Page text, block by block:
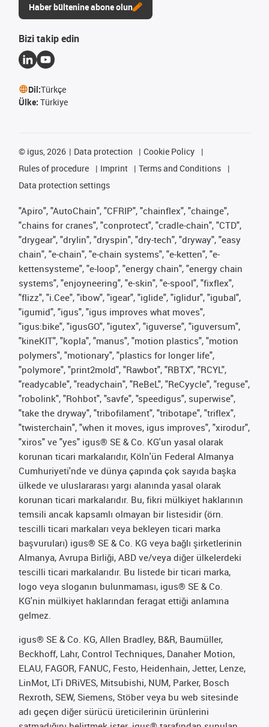
Haber bültenine abone olun
Bizi takip edin
Dil:Türkçe
Ülke: Türkiye
© igus, 2026 Data protection
Cookie Policy
Rules of procedure
Imprint
Terms and Conditions
Data protection settings
"Apiro", "AutoChain", "CFRIP", "chainflex", "chainge",
"chains for cranes", "conprotect", "cradle-chain", "CTD",
"drygear", "drylin", "dryspin", "dry-tech", "dryway", "easy
chain", "e-chain", "e-chain systems", "e-ketten", "e-
kettensysteme", "e-loop", "energy chain", "energy chain
systems", "enjoyneering", "e-skin", "e-spool", "fixflex",
"flizz", "i.Cee", "ibow", "igear", "iglide", "iglidur", "igubal",
"igumid", "igus", "igus improves what moves",
"igus:bike", "igusGO", "igutex", "iguverse", "iguversum",
"kineKIT", "kopla", "manus", "motion plastics", "motion
polymers", "motionary", "plastics for longer life",
"polymore", "print2mold", "Rawbot", "RBTX", "RCYL",
"readycable", "readychain", "ReBeL", "ReCyycle", "reguse",
"robolink", "Rohbot", "savfe", "speedigus", superwise",
"take the dryway", "tribofilament", "tribotape", "triflex",
"twisterchain", "when it moves, igus improves", "xirodur",
"xiros" ve "yes" igus® SE & Co. KG'un yasal olarak
korunan ticari markalarıdır, Köln'ün Federal Almanya
Cumhuriyeti'nde ve dünya çapında çok sayıda başka
ülkede ve uluslararası yargı alanında yasal olarak
korunan ticari markalarıdır. Bu, fikri mülkiyet haklarının
temsili ancak kapsamlı olmayan bir listesidir (örn.
tescilli ticari markaları veya bekleyen ticari marka
başvuruları) igus® SE & Co. KG veya bağlı şirketlerinin
Almanya, Avrupa Birliği, ABD ve/veya diğer ülkelerdeki
tescilli ticari markalarıdır. Bu listede bir ticari marka,
logo veya sloganın bulunmaması, igus® SE & Co.
KG'nin mülkiyet haklarından feragat ettiği anlamına
gelmez.
igus® SE & Co. KG, Allen Bradley, B&R, Baumüller,
Beckhoff, Lahr, Control Techniques, Danaher Motion,
ELAU, FAGOR, FANUC, Festo, Heidenhain, Jetter, Lenze,
LinMot, LTi DRiVES, Mitsubishi, NUM, Parker, Bosch
Rexroth, SEW, Siemens, Stöber veya bu web sitesinde
adı geçen diğer sürücü üreticilerinin ürünlerini